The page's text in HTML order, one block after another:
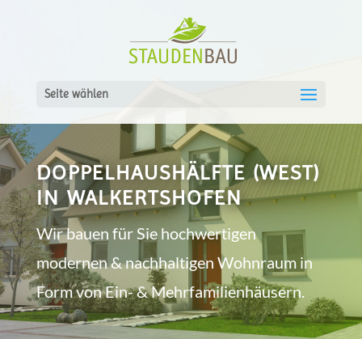
Seite wählen
DOPPELHAUSHÄLFTE (WEST)
IN WALKERTSHOFEN
Wir bauen für Sie hochwertigen
modernen & nachhaltigen Wohnraum in
Form von Ein- & Mehrfamilienhäusern.